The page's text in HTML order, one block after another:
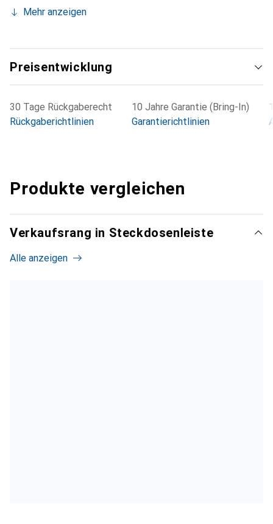
Mehr anzeigen
Preisentwicklung
30 Tage Rückgaberecht
Rückgaberichtlinien
10 Jahre Garantie (Bring-In)
Garantierichtlinien
Produkte vergleichen
Verkaufsrang in Steckdosenleiste
Alle anzeigen